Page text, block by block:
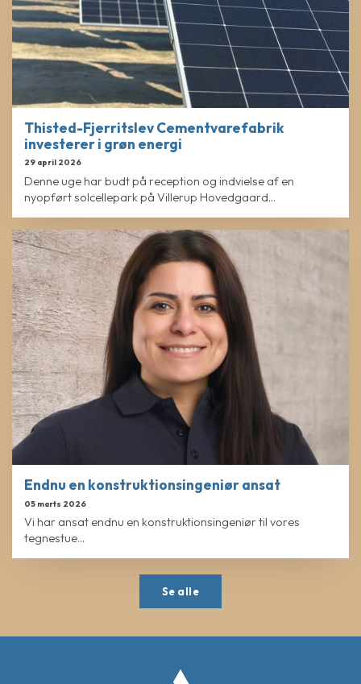
Thisted-Fjerritslev Cementvarefabrik
investerer i grøn energi
29 april 2026
Denne uge har budt på reception og indvielse af en
nyopført solcellepark på Villerup Hovedgaard...
Endnu en konstruktionsingeniør ansat
05 marts 2026
Vi har ansat endnu en konstruktionsingeniør til vores
tegnestue...
Se alle